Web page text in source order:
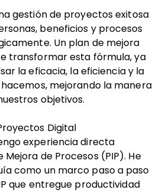
gestión de proyectos exitosa
beneficios y procesos
Un plan de mejora
transformar esta fórmula, ya
la eficacia, la eficiencia y la
mejorando la manera
objetivos.
Digital
experiencia directa
Mejora de Procesos (PIP). He
como un marco paso a paso
que entregue productividad